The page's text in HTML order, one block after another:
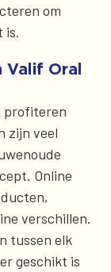
om
is.
Valif Oral
profiteren
zijn veel
Online
verschillen.
tussen elk
geschikt is